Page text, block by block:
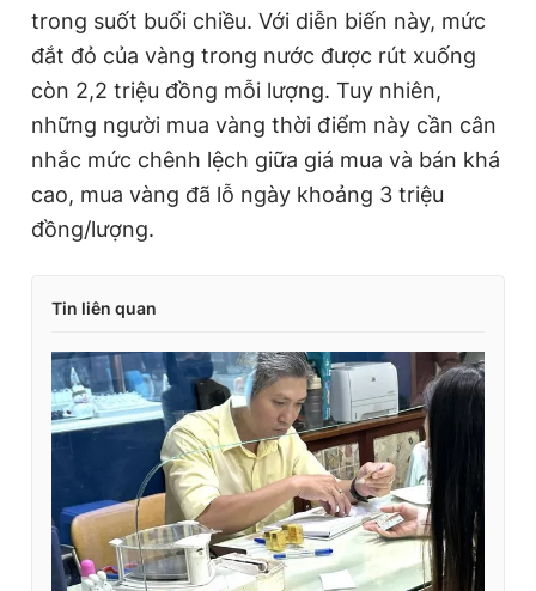
trong suốt buổi chiều. Với diễn biến này, mức
đắt đỏ của vàng trong nước được rút xuống
còn 2,2 triệu đồng mỗi lượng. Tuy nhiên,
những người mua vàng thời điểm này cần cân
nhắc mức chênh lệch giữa giá mua và bán khá
cao, mua vàng đã lỗ ngày khoảng 3 triệu
đồng/lượng.
Tin liên quan